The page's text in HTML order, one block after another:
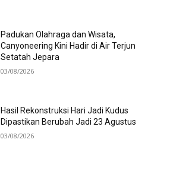
Padukan Olahraga dan Wisata,
Canyoneering Kini Hadir di Air Terjun
Setatah Jepara
03/08/2026
Hasil Rekonstruksi Hari Jadi Kudus
Dipastikan Berubah Jadi 23 Agustus
03/08/2026